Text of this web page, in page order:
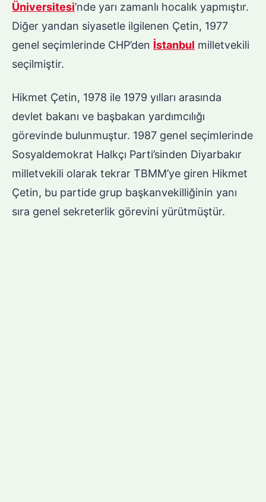
Üniversitesi’nde yarı zamanlı hocalık yapmıştır.
Diğer yandan siyasetle ilgilenen Çetin, 1977
genel seçimlerinde CHP’den İstanbul milletvekili
seçilmiştir.
Hikmet Çetin, 1978 ile 1979 yılları arasında
devlet bakanı ve başbakan yardımcılığı
görevinde bulunmuştur. 1987 genel seçimlerinde
Sosyaldemokrat Halkçı Parti’sinden Diyarbakır
milletvekili olarak tekrar TBMM’ye giren Hikmet
Çetin, bu partide grup başkanvekilliğinin yanı
sıra genel sekreterlik görevini yürütmüştür.